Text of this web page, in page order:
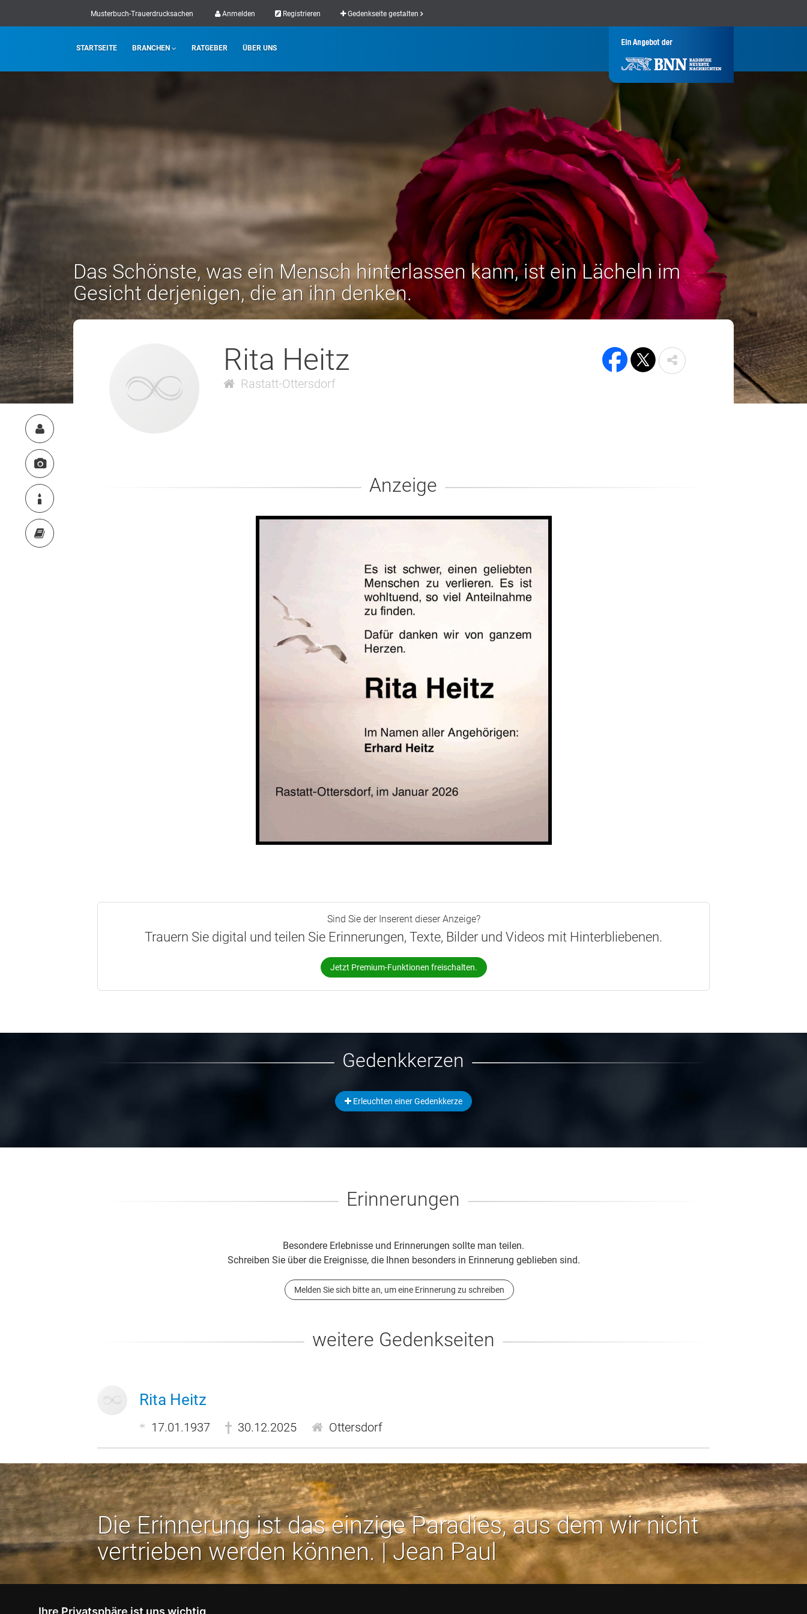
Ihre Privatsphäre ist uns wichtig
Musterbuch-Trauerdrucksachen Anmelden Registrieren Gedenkseite gestalten
STARTSEITE BRANCHEN RATGEBER ÜBER UNS
Das Schönste, was ein Mensch hinterlassen kann, ist ein Lächeln im
Gesicht derjenigen, die an ihn denken.
Rita Heitz
Rastatt-Ottersdorf
Anzeige
Sind Sie der Inserent dieser Anzeige?
Trauern Sie digital und teilen Sie Erinnerungen, Texte, Bilder und Videos mit Hinterbliebenen.
Jetzt Premium-Funktionen freischalten.
Gedenkkerzen
Erleuchten einer Gedenkkerze
Erinnerungen
Besondere Erlebnisse und Erinnerungen sollte man teilen.
Schreiben Sie über die Ereignisse, die Ihnen besonders in Erinnerung geblieben sind.
Melden Sie sich bitte an, um eine Erinnerung zu schreiben
weitere Gedenkseiten
Rita Heitz
17.01.1937 30.12.2025 Ottersdorf
Die Erinnerung ist das einzige Paradies, aus dem wir nicht
vertrieben werden können. | Jean Paul